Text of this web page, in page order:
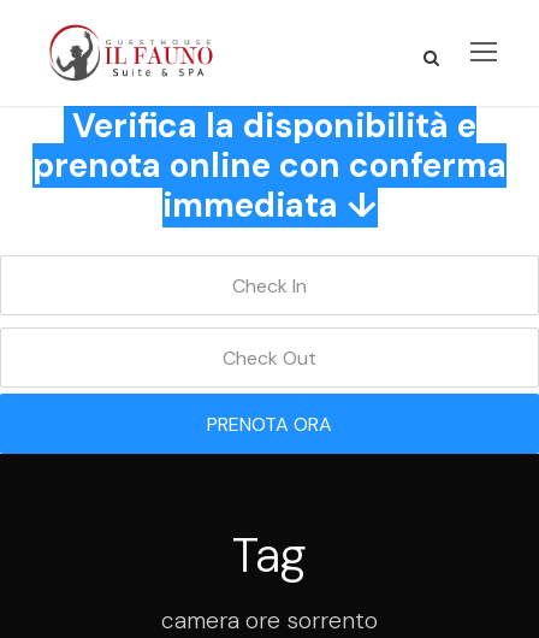
Verifica la disponibilità e
prenota online con conferma
immediata ↓
PRENOTA ORA
Tag
camera ore sorrento